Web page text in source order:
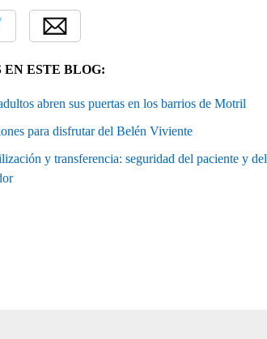
EN ESTE BLOG:
abren sus puertas en los barrios de Motril
para disfrutar del Belén Viviente
y transferencia: seguridad del paciente y del